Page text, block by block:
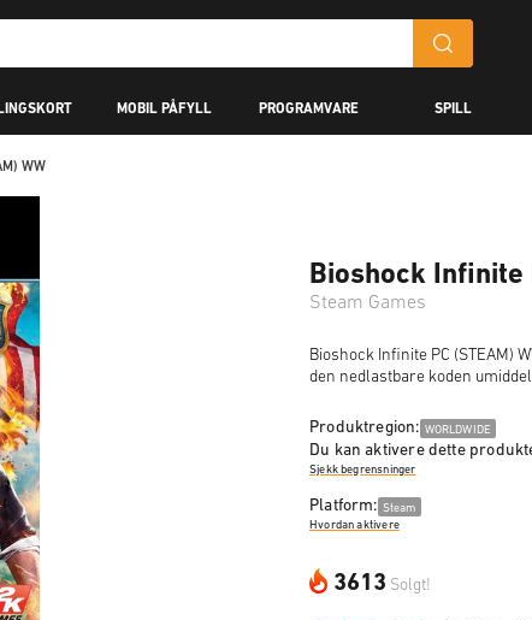
MOBIL PÅFYLL PROGRAMVARE SPILL
WW
Bioshock Infinite
Steam Games
Bioshock Infinite PC (STEAM)
den nedlastbare koden
Produktregion: WORLDWIDE
Du kan aktivere dette
Sjekk begrensninger
Platform: Steam
Hvordan aktivere
3613 Solgt!